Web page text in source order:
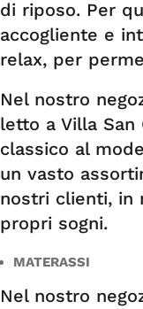
di riposo. Per
accogliente e
relax, per
Nel nostro
letto a Villa
classico al
un vasto
nostri clienti, in
propri sogni.
MATERASSI
Nel nostro